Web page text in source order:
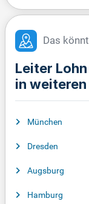
Das
Leiter
in
München
Dresden
Augsburg
Hamburg